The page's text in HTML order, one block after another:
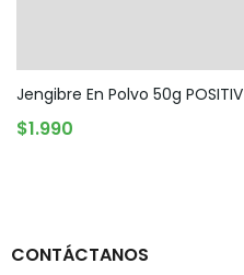
Jengibre En Polvo 50g POSITIV
$1.990
CONTÁCTANOS